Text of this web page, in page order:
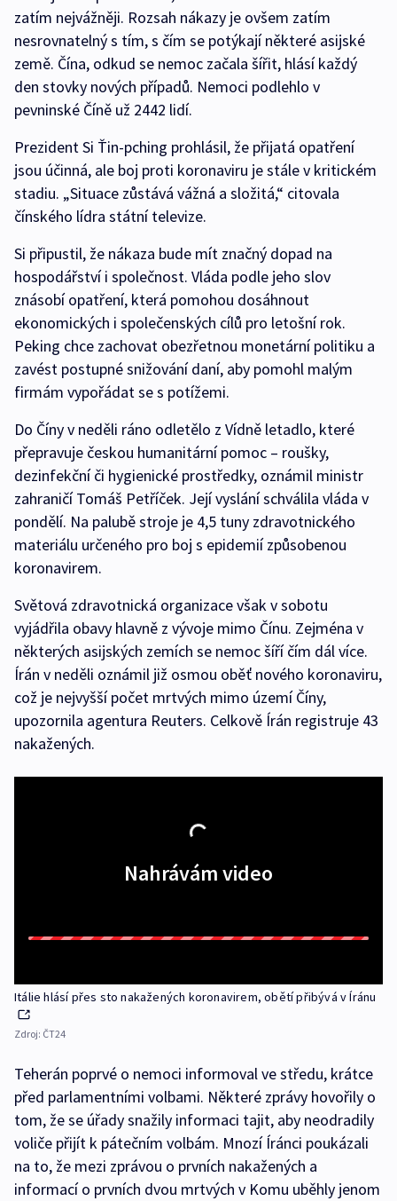
zatím nejvážněji. Rozsah nákazy je ovšem zatím
nesrovnatelný s tím, s čím se potýkají některé asijské
země. Čína, odkud se nemoc začala šířit, hlásí každý
den stovky nových případů. Nemoci podlehlo v
pevninské Číně už 2442 lidí.
Prezident Si Ťin-pching prohlásil, že přijatá opatření
jsou účinná, ale boj proti koronaviru je stále v kritickém
stadiu. „Situace zůstává vážná a složitá,“ citovala
čínského lídra státní televize.
Si připustil, že nákaza bude mít značný dopad na
hospodářství i společnost. Vláda podle jeho slov
znásobí opatření, která pomohou dosáhnout
ekonomických i společenských cílů pro letošní rok.
Peking chce zachovat obezřetnou monetární politiku a
zavést postupné snižování daní, aby pomohl malým
firmám vypořádat se s potížemi.
Do Číny v neděli ráno odletělo z Vídně letadlo, které
přepravuje českou humanitární pomoc – roušky,
dezinfekční či hygienické prostředky, oznámil ministr
zahraničí Tomáš Petříček. Její vyslání schválila vláda v
pondělí. Na palubě stroje je 4,5 tuny zdravotnického
materiálu určeného pro boj s epidemií způsobenou
koronavirem.
Světová zdravotnická organizace však v sobotu
vyjádřila obavy hlavně z vývoje mimo Čínu. Zejména v
některých asijských zemích se nemoc šíří čím dál více.
Írán v neděli oznámil již osmou oběť nového koronaviru,
což je nejvyšší počet mrtvých mimo území Číny,
upozornila agentura Reuters. Celkově Írán registruje 43
nakažených.
Nahrávám video
Itálie hlásí přes sto nakažených koronavirem, obětí přibývá v Íránu
Zdroj: ČT24
Teherán poprvé o nemoci informoval ve středu, krátce
před parlamentními volbami. Některé zprávy hovořily o
tom, že se úřady snažily informaci tajit, aby neodradily
voliče přijít k pátečním volbám. Mnozí Íránci poukázali
na to, že mezi zprávou o prvních nakažených a
informací o prvních dvou mrtvých v Komu uběhly jenom